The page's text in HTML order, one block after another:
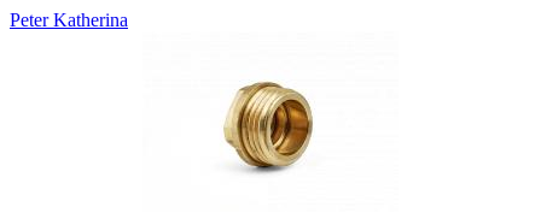
Peter Katherina